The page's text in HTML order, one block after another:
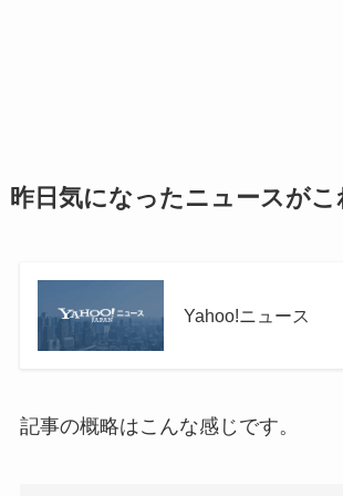
昨日気になったニュースがこ
Yahoo!ニュース
記事の概略はこんな感じです。